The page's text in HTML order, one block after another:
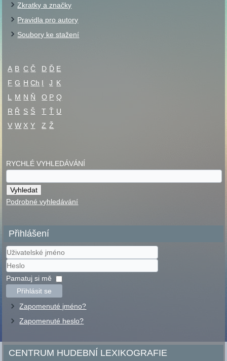
Zkratky a značky
Pravidla pro autory
Soubory ke stažení
A B C Č D Ď E
F G H Ch I J K
L
M N Ň O P Q
R Ř S Š T Ť U
V W X Y Z Ž
RYCHLÉ VYHLEDÁVÁNÍ
Podrobné vyhledávání
Přihlášení
Uživatelské
jméno
Heslo
Pamatuj si mě
Přihlásit se
Zapomenuté jméno?
Zapomenuté heslo?
CENTRUM HUDEBNÍ LEXIKOGRAFIE